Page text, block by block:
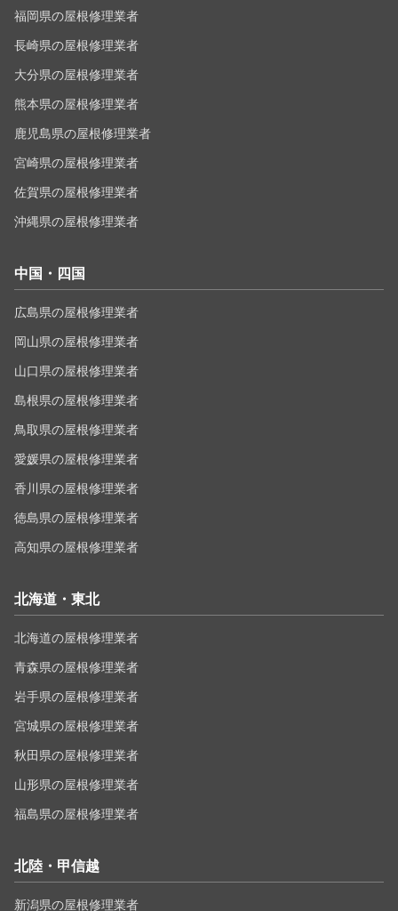
福岡県の屋根修理業者
長崎県の屋根修理業者
大分県の屋根修理業者
熊本県の屋根修理業者
鹿児島県の屋根修理業者
宮崎県の屋根修理業者
佐賀県の屋根修理業者
沖縄県の屋根修理業者
中国・四国
広島県の屋根修理業者
岡山県の屋根修理業者
山口県の屋根修理業者
島根県の屋根修理業者
鳥取県の屋根修理業者
愛媛県の屋根修理業者
香川県の屋根修理業者
徳島県の屋根修理業者
高知県の屋根修理業者
北海道・東北
北海道の屋根修理業者
青森県の屋根修理業者
岩手県の屋根修理業者
宮城県の屋根修理業者
秋田県の屋根修理業者
山形県の屋根修理業者
福島県の屋根修理業者
北陸・甲信越
新潟県の屋根修理業者